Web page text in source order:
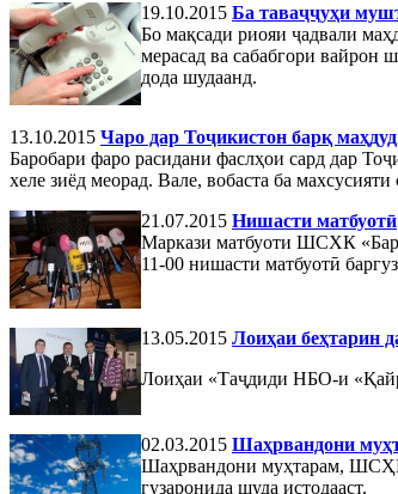
19.10.2015 Ба таваҷҷуҳи
Бо мақсади риояи ҷадвали
мерасад ва сабабгори
дода шудаанд.
13.10.2015 Чаро дар Тоҷикистон барқ
Баробари фаро расидани фаслҳои сард дар
хеле зиёд меорад. Вале, вобаста ба
21.07.2015 Нишасти матбуотӣ
Маркази матбуоти ШСХК
11-00 нишасти матбуотӣ
13.05.2015 Лоиҳаи беҳтарин
Лоиҳаи «Таҷдиди НБО-и
02.03.2015 Шаҳрвандони
Шаҳрвандони муҳтарам,
гузаронида шуда истодааст.